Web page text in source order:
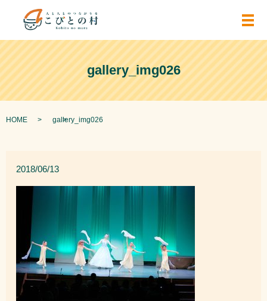
メ
gallery_img026
HOME gallery_img026
2018/06/13